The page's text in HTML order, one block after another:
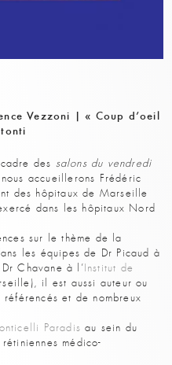
Vezzoni | « Coup d’oeil
des salons du vendredi
accueillerons Frédéric
des hôpitaux de Marseille
dans les hôpitaux Nord
sur le thème de la
les équipes de Dr Picaud à
Chavane à l’Institut de
il est aussi auteur ou
et de nombreux
Paradis au sein du
médico-